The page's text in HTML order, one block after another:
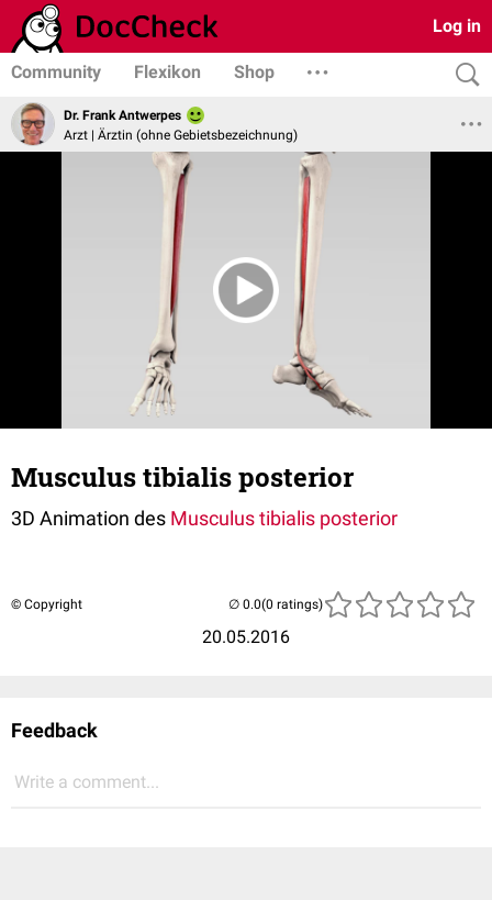
Log in
Community Flexikon Shop
Dr. Frank Antwerpes
Arzt | Ärztin (ohne Gebietsbezeichnung)
Musculus tibialis posterior
3D Animation des Musculus tibialis posterior
© Copyright
20.05.2016
(0 ratings)
Feedback
Write a comment...